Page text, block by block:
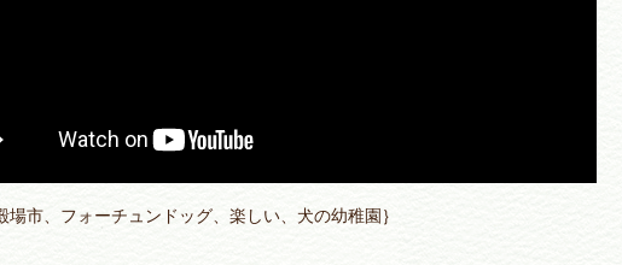
市、フォーチュンドッグ、楽しい、犬の幼稚園｝